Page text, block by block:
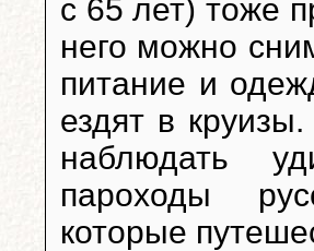
с 65 лет) тоже
него можно
питание и
ездят в
наблюдать
пароходы
которые